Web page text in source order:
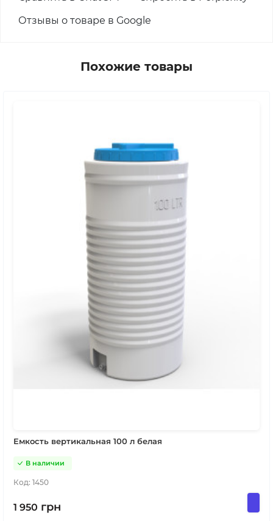
Отзывы о товаре в Google
Похожие товары
Емкость вертикальная 100 л белая
Код: 1450
В наличии
1 950 грн